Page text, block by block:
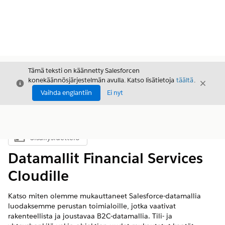
Sulje
Tämä teksti on käännetty Salesforcen
konekäännösjärjestelmän avulla. Katso lisätietoja täältä.
Vaihda englantiin
Ei nyt
Sulje
Näytä sisällysluettelo
Sisällysluettelo
Datamallit Financial Services
Cloudille
Katso miten olemme mukauttaneet Salesforce-datamallia
luodaksemme perustan toimialoille, jotka vaativat
rakenteellista ja joustavaa B2C-datamallia. Tili- ja